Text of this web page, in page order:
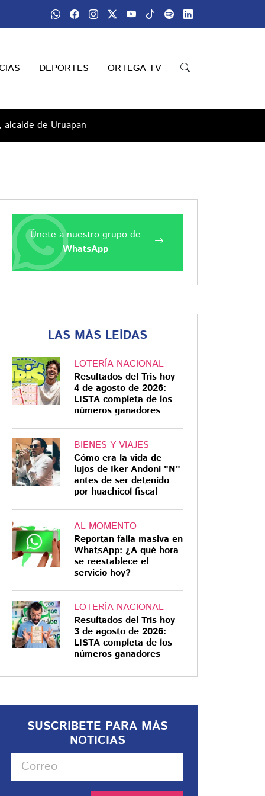
DEPORTES ORTEGA TV
alcalde de Uruapan
Únete a nuestro grupo de
WhatsApp
LAS MÁS LEÍDAS
LOTERÍA NACIONAL
Resultados del Tris hoy
4 de agosto de 2026:
LISTA completa de los
números ganadores
BIENES Y VIAJES
Cómo era la vida de
lujos de Iker Andoni "N"
antes de ser detenido
por huachicol fiscal
AL MOMENTO
Reportan falla masiva en
WhatsApp: ¿A qué hora
se reestablece el
servicio hoy?
LOTERÍA NACIONAL
Resultados del Tris hoy
3 de agosto de 2026:
LISTA completa de los
números ganadores
SUSCRIBETE PARA MÁS
NOTICIAS